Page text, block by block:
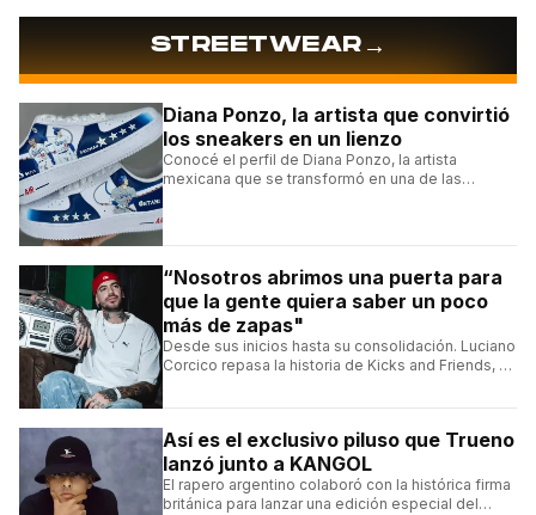
STREETWEAR→
Diana Ponzo, la artista que convirtió
los sneakers en un lienzo
Conocé el perfil de Diana Ponzo, la artista
mexicana que se transformó en una de las
“Nosotros abrimos una puerta para
que la gente quiera saber un poco
más de zapas"
Desde sus inicios hasta su consolidación. Luciano
Corcico repasa la historia de Kicks and Friends, el
Así es el exclusivo piluso que Trueno
lanzó junto a KANGOL
El rapero argentino colaboró con la histórica firma
británica para lanzar una edición especial del